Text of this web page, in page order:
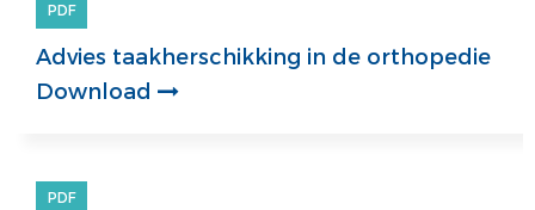
PDF
Advies taakherschikking in de orthopedie
Download
PDF